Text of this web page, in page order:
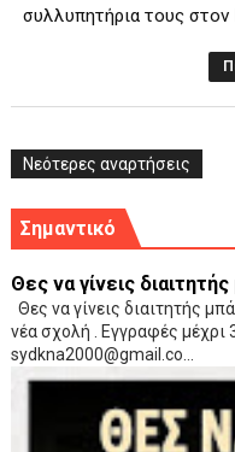
συλλυπητήρια τους στον
Νεότερες αναρτήσεις
Σημαντικό
Θες να γίνεις
Θες να γίνεις διαιτητής
νέα σχολή . Εγγραφές
sydkna2000@gmail.co...